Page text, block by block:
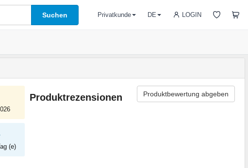
Suchen LOGIN
Privatkunde DE
(e)
Produktrezensionen Produktbewertung abgeben